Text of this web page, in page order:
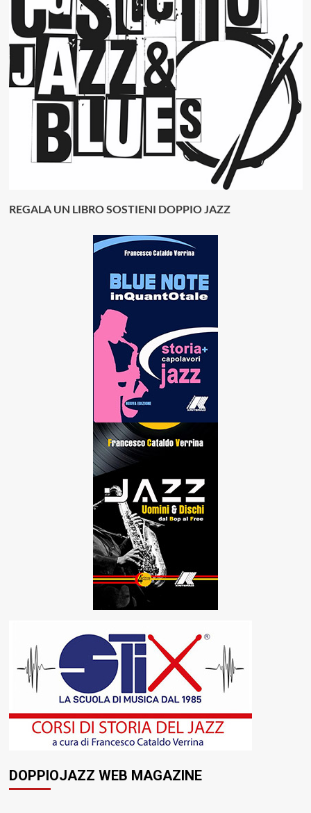
REGALA UN LIBRO SOSTIENI DOPPIO JAZZ
DOPPIOJAZZ WEB MAGAZINE